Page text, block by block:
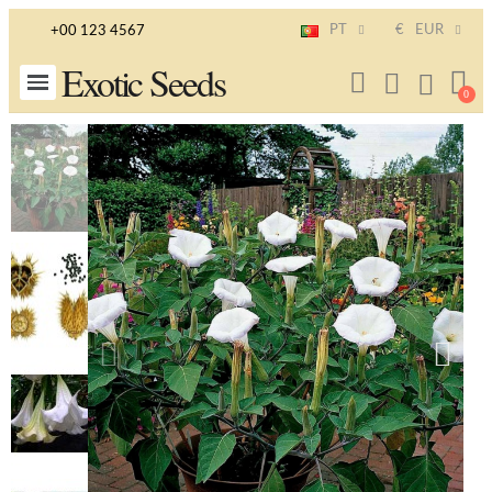
+00 123 4567 PT € EUR
Exotic Seeds